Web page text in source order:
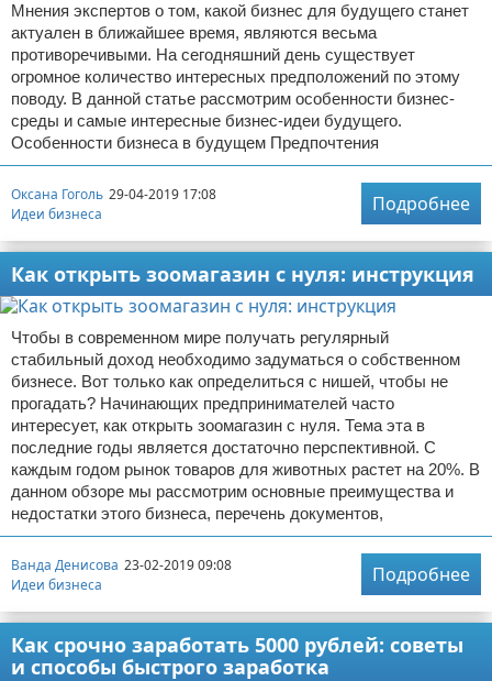
Мнения экспертов о том, какой бизнес для будущего станет
актуален в ближайшее время, являются весьма
противоречивыми. На сегодняшний день существует
огромное количество интересных предположений по этому
поводу. В данной статье рассмотрим особенности бизнес-
среды и самые интересные бизнес-идеи будущего.
Особенности бизнеса в будущем Предпочтения
Оксана Гоголь 29-04-2019 17:08
Идеи бизнеса
Подробнее
Как открыть зоомагазин с нуля: инструкция
Чтобы в современном мире получать регулярный
стабильный доход необходимо задуматься о собственном
бизнесе. Вот только как определиться с нишей, чтобы не
прогадать? Начинающих предпринимателей часто
интересует, как открыть зоомагазин с нуля. Тема эта в
последние годы является достаточно перспективной. С
каждым годом рынок товаров для животных растет на 20%. В
данном обзоре мы рассмотрим основные преимущества и
недостатки этого бизнеса, перечень документов,
Ванда Денисова 23-02-2019 09:08
Идеи бизнеса
Подробнее
Как срочно заработать 5000 рублей: советы
и способы быстрого заработка